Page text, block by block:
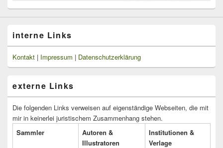
interne Links
Kontakt | Impressum | Datenschutzerklärung
externe Links
Die folgenden Links verweisen auf eigenständige Webseiten, die mit
mir in keinerlei juristischem Zusammenhang stehen.
Sammler
Autoren &
Illustratoren
Institutionen &
Verlage